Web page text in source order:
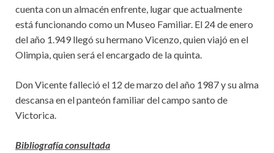
cuenta con un almacén enfrente, lugar que actualmente
está funcionando como un Museo Familiar. El 24 de enero
del año 1.949 llegó su hermano Vicenzo, quien viajó en el
Olimpia, quien será el encargado de la quinta.
Don Vicente falleció el 12 de marzo del año 1987 y su alma
descansa en el panteón familiar del campo santo de
Victorica.
Bibliografía consultada